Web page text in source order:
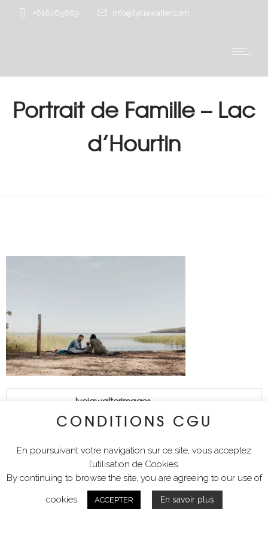
+618265689 info@lyciawalter.com
Portrait de Famille – Lac
d’Hourtin
lyciawalterimages
CONDITIONS CGU
En poursuivant votre navigation sur ce site, vous acceptez
l’utilisation de Cookies.
By continuing to browse the site, you are agreeing to our use of
cookies.
ACCEPTER En savoir plus